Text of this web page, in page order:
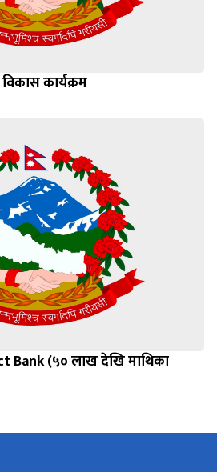
कार्यक्रम
Bank (५० लाख देखि माथिका